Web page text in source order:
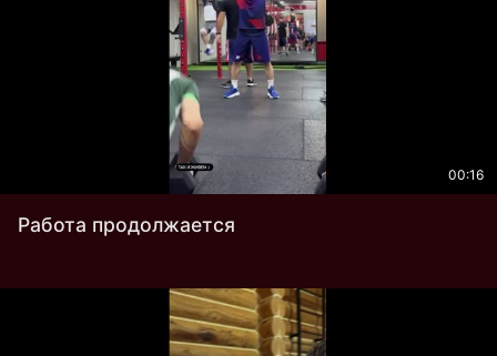
00:16
Работа продолжается